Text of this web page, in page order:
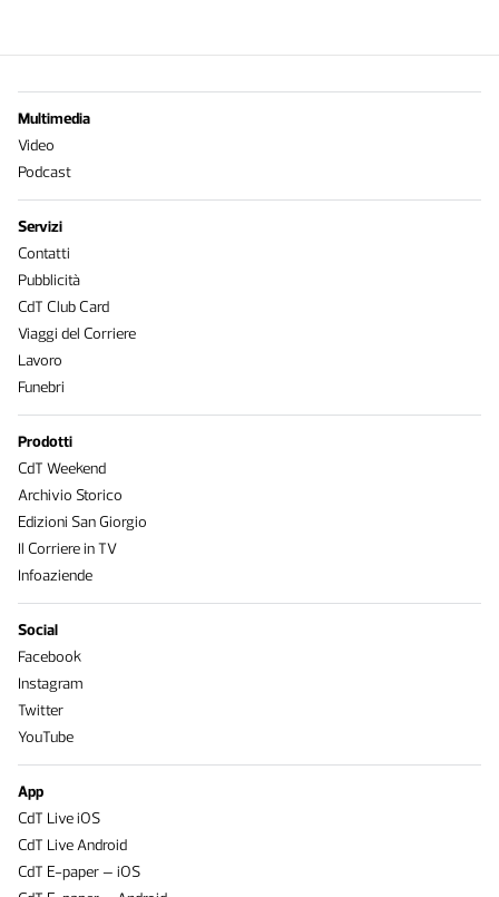
Multimedia
Video
Podcast
Servizi
Contatti
Pubblicità
CdT Club Card
Viaggi del Corriere
Lavoro
Funebri
Prodotti
CdT Weekend
Archivio Storico
Edizioni San Giorgio
Il Corriere in TV
Infoaziende
Social
Facebook
Instagram
Twitter
YouTube
App
CdT Live iOS
CdT Live Android
CdT E-paper – iOS